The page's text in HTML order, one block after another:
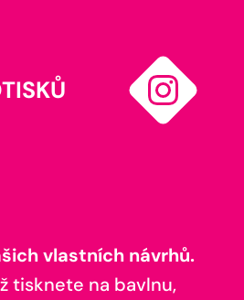
vlastních návrhů.
tisknete na bavlnu,